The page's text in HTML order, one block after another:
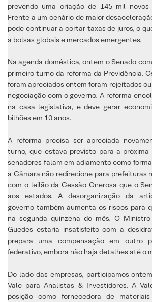
prevendo uma criação de 145 mil
Frente a um cenário de maior
pode continuar a cortar taxas de juros, o
a bolsas globais e mercados emergentes.
Na agenda doméstica, ontem o Senado
primeiro turno da reforma da Previdência.
foram apreciados ontem foram rejeitados
negociação com o governo. A reforma
na casa legislativa, e deve gerar
bilhões em 10 anos.
A reforma precisa ser apreciada
turno, que estava previsto para a próxima
senadores falam em adiamento como
a Câmara não redirecione para prefeituras
com o leilão da Cessão Onerosa que o
aos estados. A desorganização da
governo também aumenta os riscos para
na segunda quinzena do mês. O
Guedes estaria insatisfeito com a
prepara uma compensação em outro
federativo, embora não haja detalhes até o
Do lado das empresas, participamos
Vale para Analistas & Investidores. A
posição como fornecedora de